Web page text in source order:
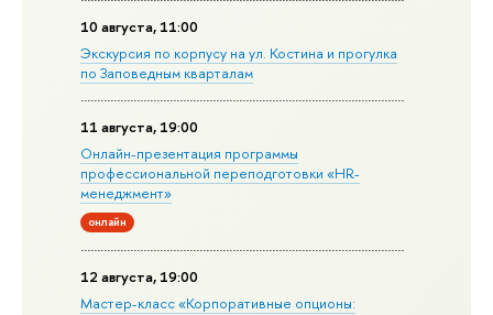
10 августа, 11:00
Экскурсия по корпусу на ул. Костина и прогулка
по Заповедным кварталам
11 августа, 19:00
Онлайн-презентация программы
профессиональной переподготовки «HR-
менеджмент»
онлайн
12 августа, 19:00
Мастер-класс «Корпоративные опционы: